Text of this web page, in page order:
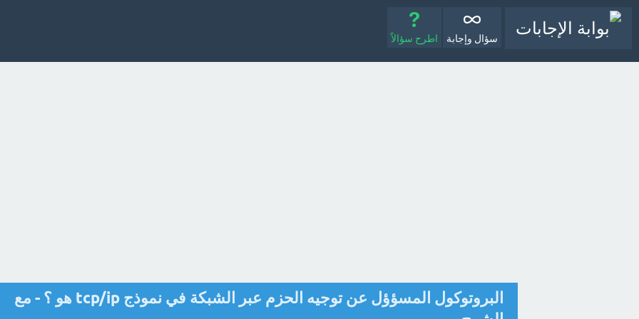
سؤال وإجابة اطرح سؤالاً
البروتوكول المسؤؤل عن توجيه الحزم عبر الشبكة في نموذج tcp/ip هو ؟ - مع